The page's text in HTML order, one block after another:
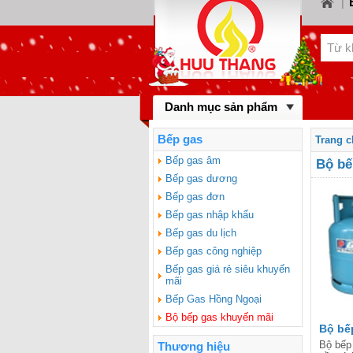
KIWA
Danh mục sản phẩm
Bếp gas
Bếp gas âm
Bếp gas dương
Bếp gas đơn
Bếp gas nhập khẩu
Bếp gas du lịch
Bếp gas công nghiệp
Bếp gas giá rẻ siêu khuyến
mãi
Bếp Gas Hồng Ngoại
Bộ bếp gas khuyến mãi
Thương hiệu
Trang
Bộ
Bộ
giá rẻ
Bộ